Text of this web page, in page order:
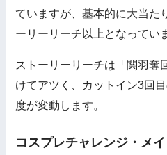
ていますが、基本的に大当た
ーリーリーチ以上となってい
ストーリーリーチは「関羽奪
けてアツく、カットイン3回
度が変動します。
コスプレチャレンジ・メ